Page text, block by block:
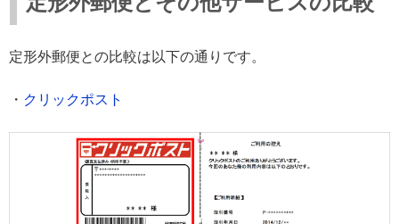
定形外郵便との比較は以下の通りです。
・ クリックポスト